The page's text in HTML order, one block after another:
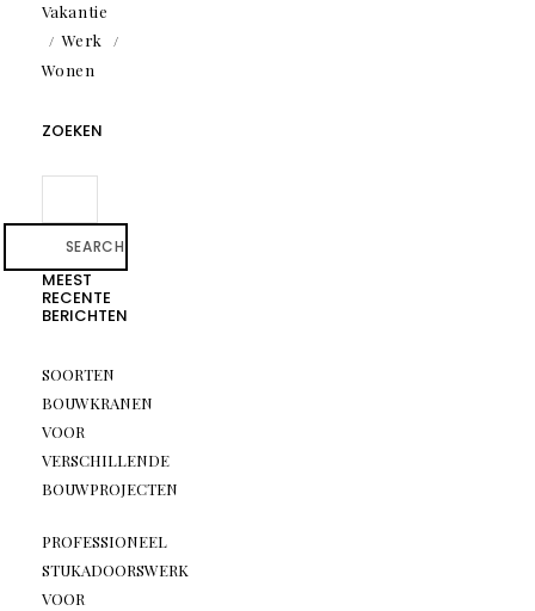
Vakantie
Werk
Wonen
ZOEKEN
SEARCH
MEEST
RECENTE
BERICHTEN
SOORTEN
BOUWKRANEN
VOOR
VERSCHILLENDE
BOUWPROJECTEN
PROFESSIONEEL
STUKADOORSWERK
VOOR